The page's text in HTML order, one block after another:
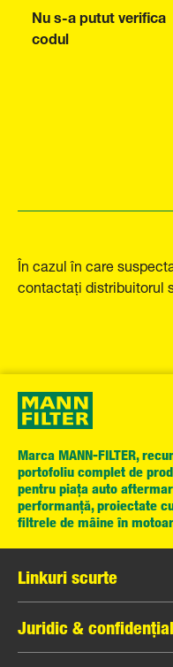
Nu s-a putut verifica
codul
În cazul în care
contactați distribuitorul
Marca MANN-FILTER,
portofoliu complet de
pentru piața auto
performanță, proiectate
filtrele de mâine în
Linkuri scurte
Catalogul MANN-FILTER
Contact
Juridic &